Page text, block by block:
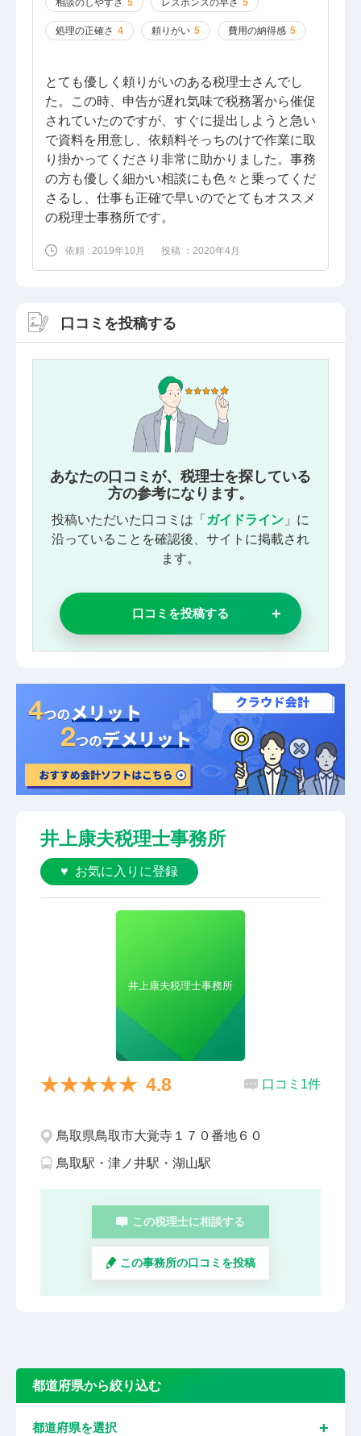
処理の正確さ 4 頼りがい 5 費用の納得感 5
とても優しく頼りがいのある税理士さんでし
た。この時、申告が遅れ気味で税務署から催促
されていたのですが、すぐに提出しようと急い
で資料を用意し、依頼料そっちのけで作業に取
り掛かってくださり非常に助かりました。事務
の方も優しく細かい相談にも色々と乗ってくだ
さるし、仕事も正確で早いのでとてもオススメ
の税理士事務所です。
依頼 : 2019年10月 投稿 ：2020年4月
口コミを投稿する
あなたの口コミが、税理士を探している
方の参考になります。
投稿いただいた口コミは「 ガイドライン 」に
沿っていることを確認後、サイトに掲載され
ます。
口コミを投稿する
井上康夫税理士事務所
お気に入りに登録
井上康夫税理士事務所
4.8 口コミ1件
鳥取県鳥取市大覚寺１７０番地６０
鳥取駅・津ノ井駅・湖山駅
この税理士に相談する
この事務所の口コミを投稿
都道府県から絞り込む
都道府県を選択